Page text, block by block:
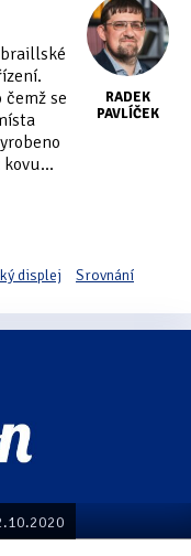
RADEK
PAVLÍČEK
se
displej Srovnání